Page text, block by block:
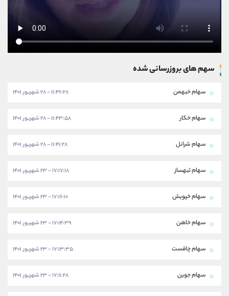
سهم های بروزرسانی شده
سهام خبهمن ۱۱:۴۶:۲۸ - ۲۸ شهریور ۱۴۰۱
سهام خکار ۱۱:۴۳:۵۸ - ۲۸ شهریور ۱۴۰۱
سهام شرانل ۱۱:۴۱:۲۸ - ۲۸ شهریور ۱۴۰۱
سهام ثبهساز ۱۷:۱۷:۱۸ - ۲۳ شهریور ۱۴۰۱
سهام خپویش ۱۷:۱۶:۱۰ - ۲۳ شهریور ۱۴۰۱
سهام خاهن ۱۷:۱۴:۳۹ - ۲۳ شهریور ۱۴۰۱
سهام چافست ۱۷:۱۳:۳۵ - ۲۳ شهریور ۱۴۰۱
سهام جوین ۱۷:۱۱:۲۸ - ۲۳ شهریور ۱۴۰۱